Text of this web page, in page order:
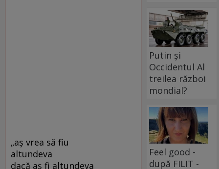
„aş vrea să fiu
altundeva
dacă aş fi altundeva
Putin și
Occidentul Al
treilea război
mondial?
Feel good -
după FILIT -